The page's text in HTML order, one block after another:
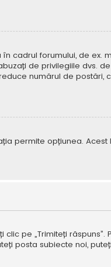
cadrul forumului, de ex.
de privilegiile dvs.
numărul de postări,
permite opțiunea.
pe „Trimiteți
posta subiecte noi,